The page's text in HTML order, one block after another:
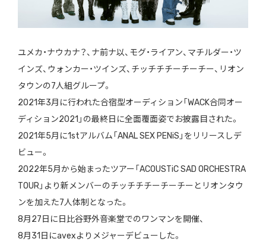
ユメカ・ナウカナ？、ナ前ナ以、モグ・ライアン、マチルダー・ツ
インズ、ウォンカー・ツインズ、チッチチチーチーチー、リオン
タウンの7人組グループ。
2021年3月に行われた合宿型オーディション「WACK合同オー
ディション2021」の最終日に全面覆面姿でお披露目された。
2021年5月に1stアルバム「ANAL SEX PENiS」をリリースしデ
ビュー。
2022年5月から始まったツアー「ACOUSTiC SAD ORCHESTRA
TOUR」より新メンバーのチッチチチーチーチーとリオンタウ
ンを加えた7人体制となった。
8月27日に日比谷野外音楽堂でのワンマンを開催、
8月31日にavexよりメジャーデビューした。